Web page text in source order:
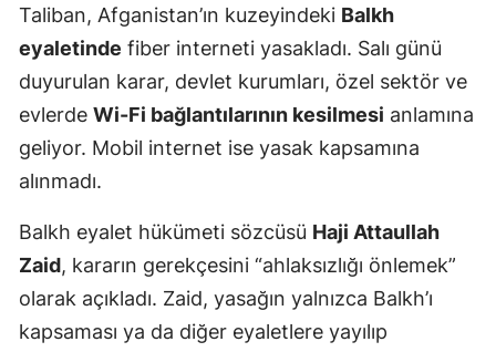
Taliban, Afganistan’ın kuzeyindeki Balkh
eyaletinde fiber interneti yasakladı. Salı günü
duyurulan karar, devlet kurumları, özel sektör ve
evlerde Wi-Fi bağlantılarının kesilmesi anlamına
geliyor. Mobil internet ise yasak kapsamına
alınmadı.
Balkh eyalet hükümeti sözcüsü Haji Attaullah
Zaid, kararın gerekçesini “ahlaksızlığı önlemek”
olarak açıkladı. Zaid, yasağın yalnızca Balkh’ı
kapsaması ya da diğer eyaletlere yayılıp